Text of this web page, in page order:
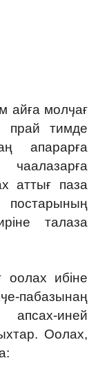
айға молӌағ
прай тимде
апарарға
аттығ паза
талаза
оолах ибіне
пабазынаң
иней
Оолах,